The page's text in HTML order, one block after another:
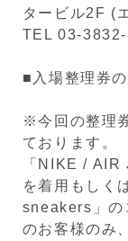
タービル2F (
TEL 03-
■入場整理券
※今回の整理
ております。
「NIKE / AIR
を着用もしく
sneakers」の
のお客様のみ